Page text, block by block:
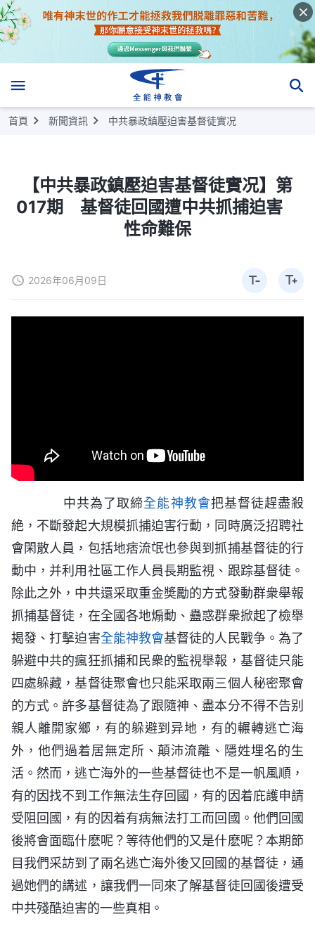
首頁 新聞資訊 中共暴政鎮壓迫害基督徒實况
【中共暴政鎮壓迫害基督徒實况】第
017期 基督徒回國遭中共抓捕迫害
性命難保
2026年06月09日
中共為了取締全能神教會把基督徒趕盡殺
絶，不斷發起大規模抓捕迫害行動，同時廣泛招聘社
會閑散人員，包括地痞流氓也參與到抓捕基督徒的行
動中，并利用社區工作人員長期監視、跟踪基督徒。
除此之外，中共還采取重金奬勵的方式發動群衆舉報
抓捕基督徒，在全國各地煽動、蠱惑群衆掀起了檢舉
揭發、打擊迫害全能神教會基督徒的人民戰争。為了
躲避中共的瘋狂抓捕和民衆的監視舉報，基督徒只能
四處躲藏，基督徒聚會也只能采取兩三個人秘密聚會
的方式。許多基督徒為了跟隨神、盡本分不得不告别
親人離開家鄉，有的躲避到异地，有的輾轉逃亡海
外，他們過着居無定所、顛沛流離、隱姓埋名的生
活。然而，逃亡海外的一些基督徒也不是一帆風順，
有的因找不到工作無法生存回國，有的因着庇護申請
受阻回國，有的因着有病無法打工而回國。他們回國
後將會面臨什麽呢？等待他們的又是什麽呢？本期節
目我們采訪到了兩名逃亡海外後又回國的基督徒，通
過她們的講述，讓我們一同來了解基督徒回國後遭受
中共殘酷迫害的一些真相。